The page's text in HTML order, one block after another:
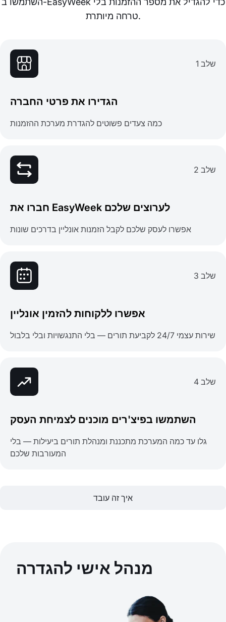
טרחה מיותרת.
שלב 1
הגדירו את פרטי החברה
כמה צעדים פשוטים להגדרת מערכת ההזמנות
שלב 2
חברו את EasyWeek לערוצים שלכם
אפשרו לעסק שלכם לקבל הזמנות אונליין בדרכים שונות
שלב 3
אפשרו ללקוחות להזמין אונליין
שירות עצמי 24/7 לקביעת תורים — בלי התנגשויות ובלי בלבול
שלב 4
השתמשו בפיצ'רים מוכנים לצמיחת העסק
גלו עד כמה המערכת מתכננת ומנהלת תורים ביעילות — בלי
המעורבות שלכם
איך זה עובד
מנהל אישי להגדרה